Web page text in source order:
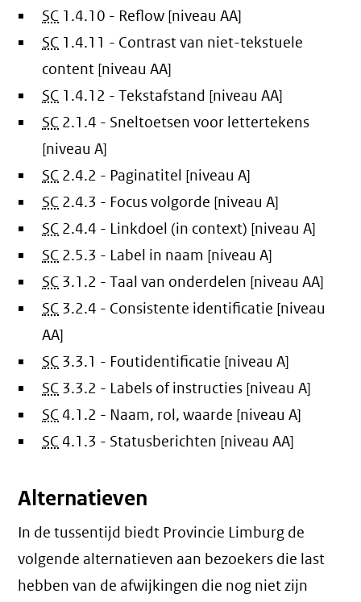
SC 1.4.10 - Reflow [niveau AA]
SC 1.4.11 - Contrast van niet-tekstuele
content [niveau AA]
SC 1.4.12 - Tekstafstand [niveau AA]
SC 2.1.4 - Sneltoetsen voor lettertekens
[niveau A]
SC 2.4.2 - Paginatitel [niveau A]
SC 2.4.3 - Focus volgorde [niveau A]
SC 2.4.4 - Linkdoel (in context) [niveau A]
SC 2.5.3 - Label in naam [niveau A]
SC 3.1.2 - Taal van onderdelen [niveau AA]
SC 3.2.4 - Consistente identificatie [niveau
AA]
SC 3.3.1 - Foutidentificatie [niveau A]
SC 3.3.2 - Labels of instructies [niveau A]
SC 4.1.2 - Naam, rol, waarde [niveau A]
SC 4.1.3 - Statusberichten [niveau AA]
Alternatieven
In de tussentijd biedt Provincie Limburg de
volgende alternatieven aan bezoekers die last
hebben van de afwijkingen die nog niet zijn